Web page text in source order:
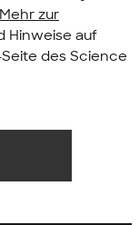
Mehr zur
Hinweise auf
des Science